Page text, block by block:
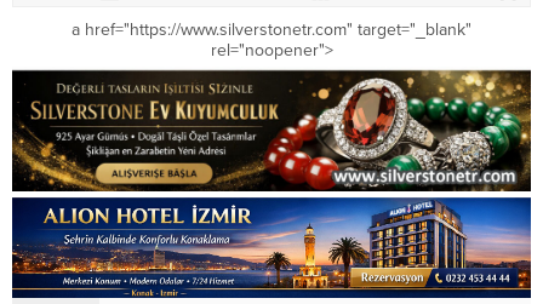
a href="https://www.silverstonetr.com" target="_blank"
rel="noopener">